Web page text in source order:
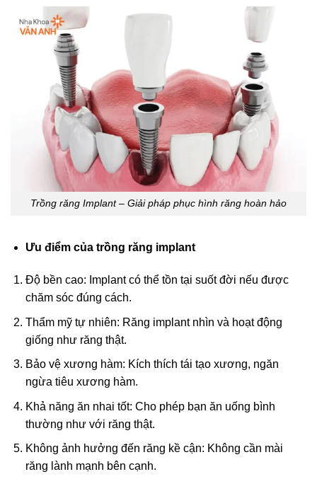
Trồng răng Implant – Giải pháp phục hình răng hoàn hảo
Ưu điểm của trồng răng implant
Độ bền cao: Implant có thể tồn tại suốt đời nếu được
chăm sóc đúng cách.
Thẩm mỹ tự nhiên: Răng implant nhìn và hoạt động
giống như răng thật.
Bảo vệ xương hàm: Kích thích tái tạo xương, ngăn
ngừa tiêu xương hàm.
Khả năng ăn nhai tốt: Cho phép bạn ăn uống bình
thường như với răng thật.
Không ảnh hưởng đến răng kề cận: Không cần mài
răng lành mạnh bên cạnh.